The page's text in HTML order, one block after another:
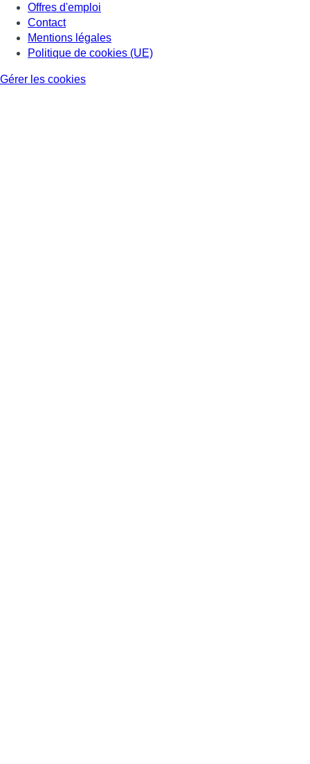
Offres d'emploi
Contact
Mentions légales
Politique de cookies (UE)
Gérer les cookies